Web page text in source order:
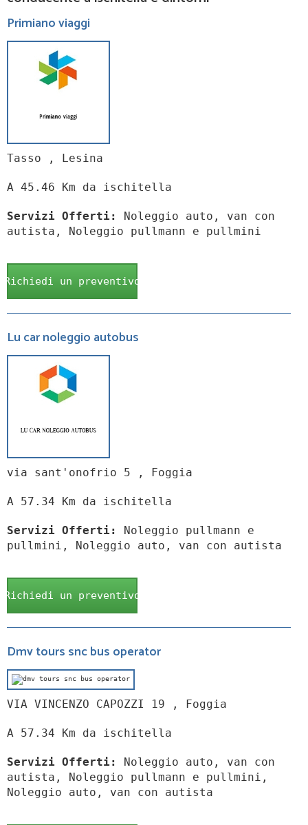
Primiano viaggi
Tasso , Lesina
A 45.46 Km da ischitella
Servizi Offerti:
Noleggio auto, van con
autista, Noleggio pullmann e pullmini
Richiedi un preventivo
Lu car noleggio autobus
via sant'onofrio 5 , Foggia
A 57.34 Km da ischitella
Servizi Offerti:
Noleggio pullmann e
pullmini, Noleggio auto, van con autista
Richiedi un preventivo
Dmv tours snc bus operator
VIA VINCENZO CAPOZZI 19 , Foggia
A 57.34 Km da ischitella
Servizi Offerti:
Noleggio auto, van con
autista, Noleggio pullmann e pullmini,
Noleggio auto, van con autista